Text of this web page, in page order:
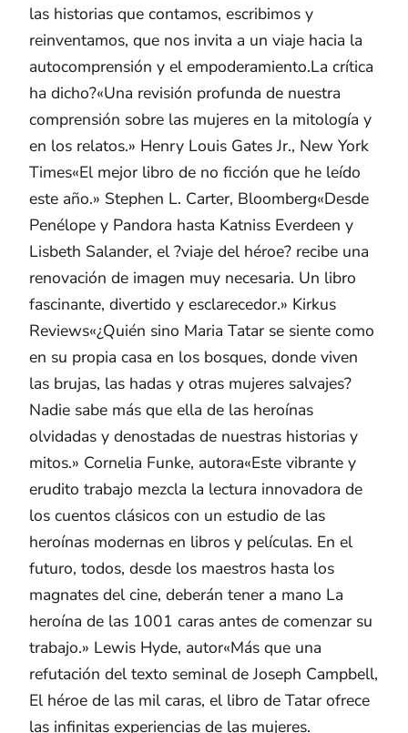
las historias que contamos, escribimos y
reinventamos, que nos invita a un viaje hacia la
autocomprensión y el empoderamiento.La crítica
ha dicho?«Una revisión profunda de nuestra
comprensión sobre las mujeres en la mitología y
en los relatos.» Henry Louis Gates Jr., New York
Times«El mejor libro de no ficción que he leído
este año.» Stephen L. Carter, Bloomberg«Desde
Penélope y Pandora hasta Katniss Everdeen y
Lisbeth Salander, el ?viaje del héroe? recibe una
renovación de imagen muy necesaria. Un libro
fascinante, divertido y esclarecedor.» Kirkus
Reviews«¿Quién sino Maria Tatar se siente como
en su propia casa en los bosques, donde viven
las brujas, las hadas y otras mujeres salvajes?
Nadie sabe más que ella de las heroínas
olvidadas y denostadas de nuestras historias y
mitos.» Cornelia Funke, autora«Este vibrante y
erudito trabajo mezcla la lectura innovadora de
los cuentos clásicos con un estudio de las
heroínas modernas en libros y películas. En el
futuro, todos, desde los maestros hasta los
magnates del cine, deberán tener a mano La
heroína de las 1001 caras antes de comenzar su
trabajo.» Lewis Hyde, autor«Más que una
refutación del texto seminal de Joseph Campbell,
El héroe de las mil caras, el libro de Tatar ofrece
las infinitas experiencias de las mujeres.